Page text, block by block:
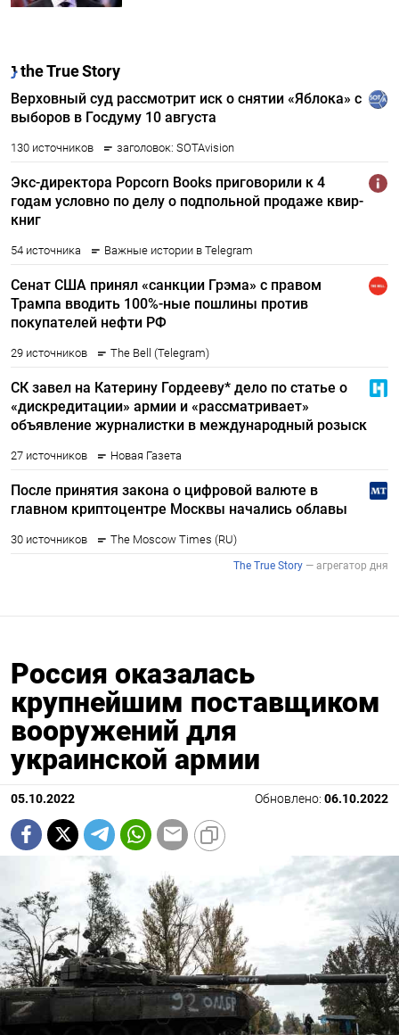
Россия оказалась
крупнейшим поставщиком
вооружений для
украинской армии
05.10.2022 Обновлено: 06.10.2022